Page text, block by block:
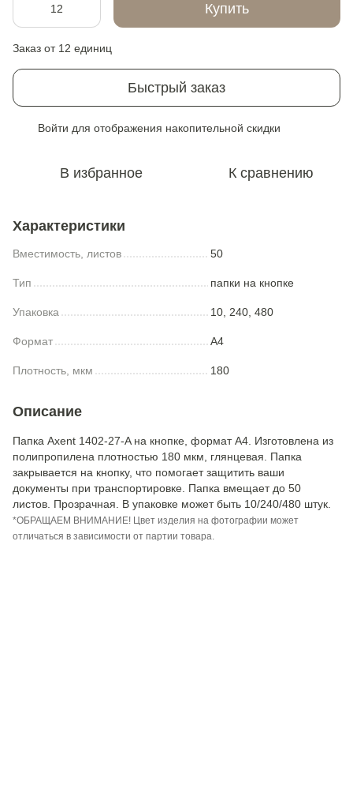
Купить
Заказ от 12 единиц
Быстрый заказ
Войти для отображения накопительной скидки
В избранное К сравнению
Характеристики
Вместимость, листов 50
Тип папки на кнопке
Упаковка 10, 240, 480
Формат A4
Плотность, мкм 180
Описание
Папка Axent 1402-27-A на кнопке, формат A4. Изготовлена из
полипропилена плотностью 180 мкм, глянцевая. Папка
закрывается на кнопку, что помогает защитить ваши
документы при транспортировке. Папка вмещает до 50
листов. Прозрачная. В упаковке может быть 10/240/480 штук.
*ОБРАЩАЕМ ВНИМАНИЕ! Цвет изделия на фотографии может
отличаться в зависимости от партии товара.